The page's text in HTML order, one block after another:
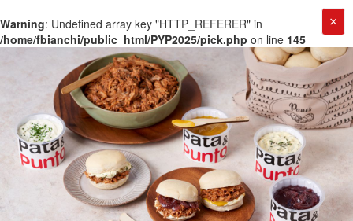
Warning: Undefined array key "HTTP_REFERER" in
/home/fbianchi/public_html/PYP2025/pick.php on line 145
×